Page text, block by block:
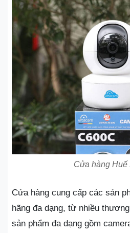
Cửa hàng Huế
Cửa hàng cung cấp các sản
hãng đa dạng, từ nhiều
sản phẩm đa dạng gồm